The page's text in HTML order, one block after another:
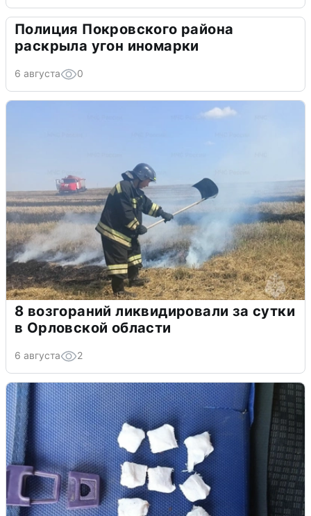
Полиция Покровского района
раскрыла угон иномарки
6 августа 0
8 возгораний ликвидировали за сутки
в Орловской области
6 августа 2